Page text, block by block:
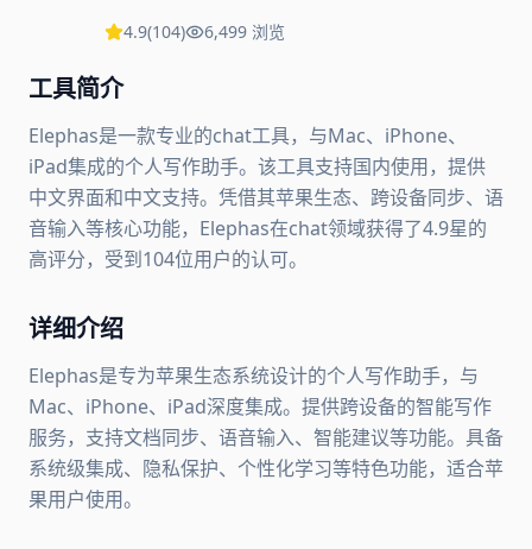
4.9(104) 6,499 浏览
工具简介
Elephas是一款专业的chat工具，与Mac、iPhone、
iPad集成的个人写作助手。该工具支持国内使用，提供
中文界面和中文支持。凭借其苹果生态、跨设备同步、语
音输入等核心功能，Elephas在chat领域获得了4.9星的
高评分，受到104位用户的认可。
详细介绍
Elephas是专为苹果生态系统设计的个人写作助手，与
Mac、iPhone、iPad深度集成。提供跨设备的智能写作
服务，支持文档同步、语音输入、智能建议等功能。具备
系统级集成、隐私保护、个性化学习等特色功能，适合苹
果用户使用。